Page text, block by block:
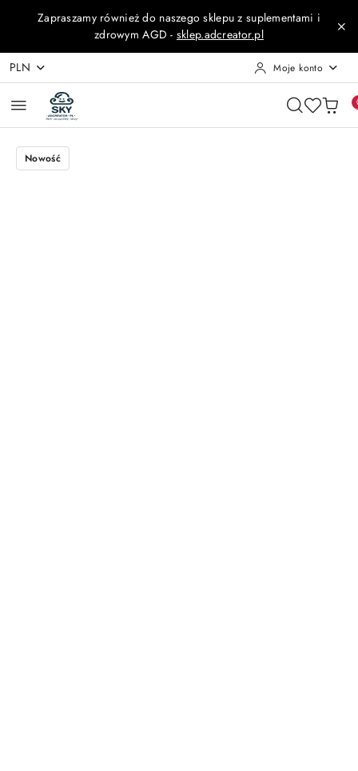
Przejdź do treści głównej
Przejdź do wyszukiwarki
Przejdź do moje konto
Przejdź do menu głównego
Przejdź do opisu produktu
Przejdź do stopki
Zapraszamy również do naszego sklepu z suplementami i
zdrowym AGD - sklep.adcreator.pl
PLN Moje konto
Nowość